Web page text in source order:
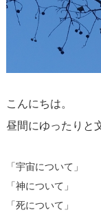
こんにちは。
昼間にゆったりと
「宇宙について」
「神について」
「死について」